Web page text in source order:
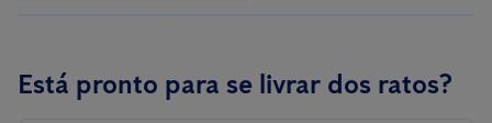
Está pronto para se livrar dos ratos?